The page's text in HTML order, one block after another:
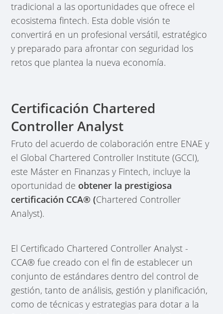
tradicional a las oportunidades que ofrece el
ecosistema fintech. Esta doble visión te
convertirá en un profesional versátil, estratégico
y preparado para afrontar con seguridad los
retos que plantea la nueva economía.
Certificación Chartered
Controller Analyst
Fruto del acuerdo de colaboración entre ENAE y
el Global Chartered Controller Institute (GCCI),
este Máster en Finanzas y Fintech, incluye la
oportunidad de obtener la prestigiosa
certificación CCA® (Chartered Controller
Analyst).
El Certificado Chartered Controller Analyst -
CCA® fue creado con el fin de establecer un
conjunto de estándares dentro del control de
gestión, tanto de análisis, gestión y planificación,
como de técnicas y estrategias para dotar a la